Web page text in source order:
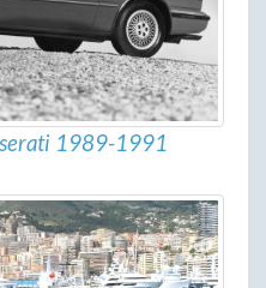
1989-1991